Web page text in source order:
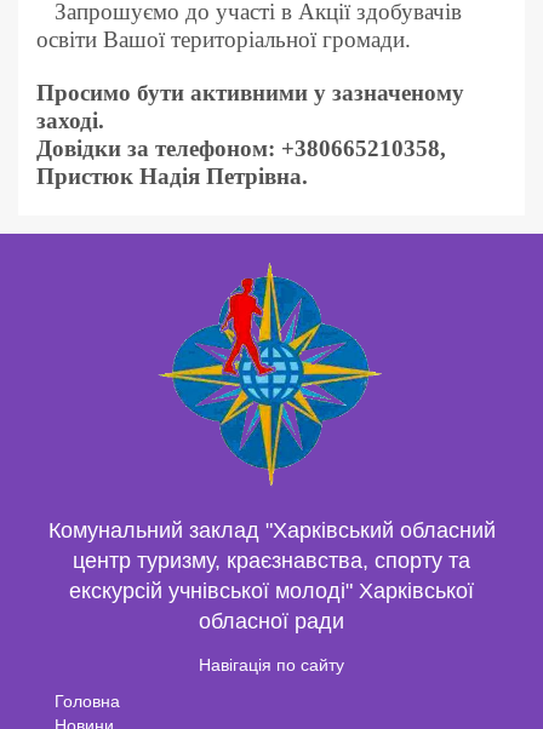
Запрошуємо до участі в Акції здобувачів
освіти Вашої територіальної громади.
Просимо бути активними у зазначеному
заході.
Довідки за телефоном: +380665210358,
Пристюк Надія Петрівна.
Комунальний заклад "Харківський обласний
центр туризму, краєзнавства, спорту та
екскурсій учнівської молоді" Харківської
обласної ради
Навігація по сайту
Головна